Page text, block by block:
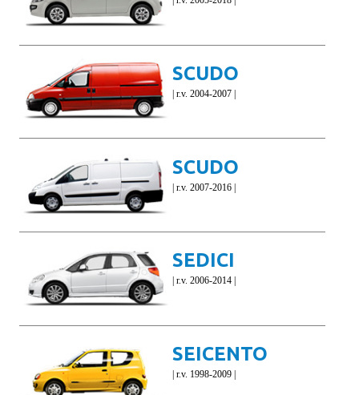
SCUDO
| r.v. 2004-2007 |
SCUDO
| r.v. 2007-2016 |
SEDICI
| r.v. 2006-2014 |
SEICENTO
| r.v. 1998-2009 |